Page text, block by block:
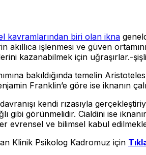
kavramlarından biri olan ikna
akıllıca işlenmesi ve güven
kazanabilmek için uğraşırlar.-
bakıldığında temelin
Franklin’e göre ise iknanın
kendi rızasıyla
gibi görünmelidir. Cialdini ise
evrensel ve bilimsel kabul
Klinik Psikolog Kadromuz için